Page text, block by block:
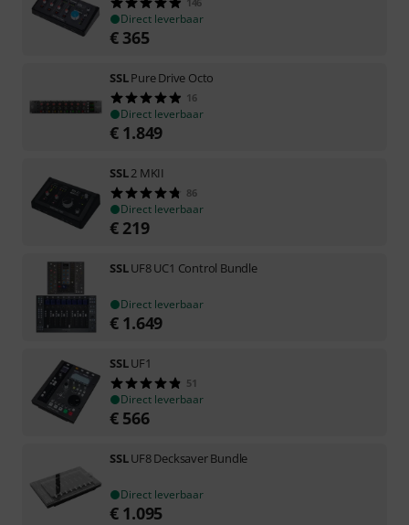
Direct leverbaar
€ 365
SSLPure Drive Octo
16
Direct leverbaar
€ 1.849
SSL2 MKII
86
Direct leverbaar
€ 219
SSLUF8 UC1 Control Bundle
Direct leverbaar
€ 1.649
SSLUF1
51
Direct leverbaar
€ 566
SSLUF8 Decksaver Bundle
Direct leverbaar
€ 1.095